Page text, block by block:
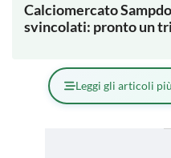
Calciomercato
svincolati: pronto un
Leggi gli articoli